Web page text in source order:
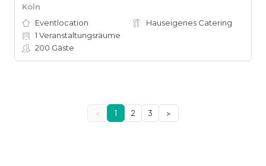
Köln
Eventlocation
Hauseigenes Catering
1 Veranstaltungsräume
200 Gäste
< 1 2 3 >